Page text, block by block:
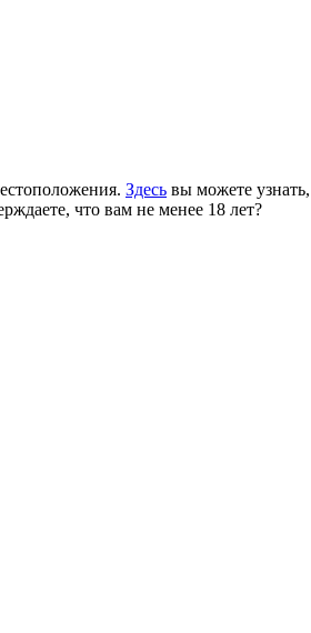
Здесь вы можете
что вам не менее 18 лет?